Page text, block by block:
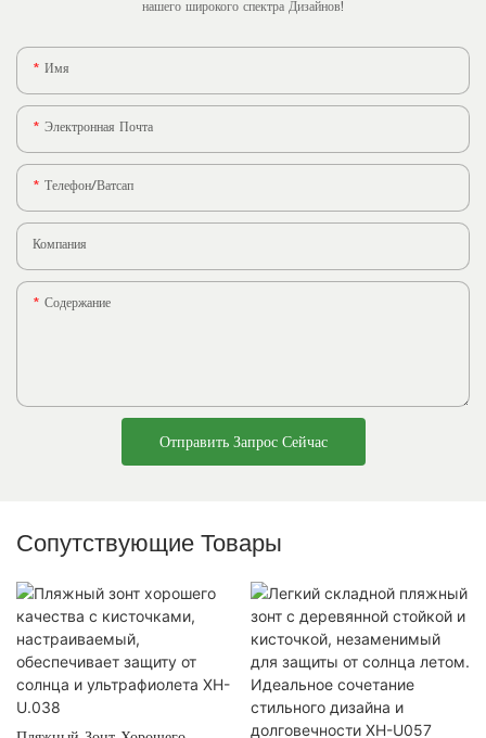
нашего широкого спектра Дизайнов!
Имя
Электронная Почта
Телефон/ватсап
Компания
Содержание
Отправить Запрос Сейчас
Сопутствующие Товары